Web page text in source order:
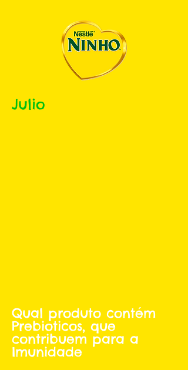
Julio
Qual produto contém
Prebioticos, que
contribuem para a
Imunidade